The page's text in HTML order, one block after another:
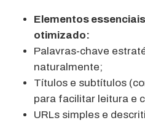
Elementos
otimizado:
Palavras-chave
naturalmente;
Títulos e subtítulos
para facilitar leitura e
URLs simples e